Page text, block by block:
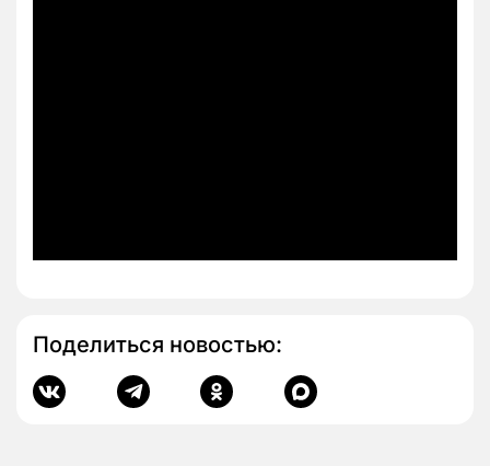
Поделиться новостью: